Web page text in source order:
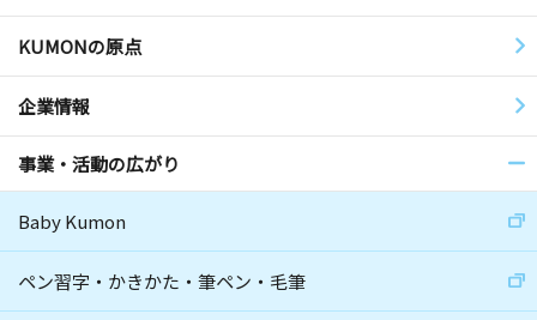
KUMONの原点
企業情報
事業・活動の広がり
Baby Kumon
ペン習字・かきかた・筆ペン・毛筆